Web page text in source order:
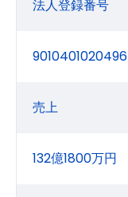
法人登録番号
9010401020496
売上
132億1800万円